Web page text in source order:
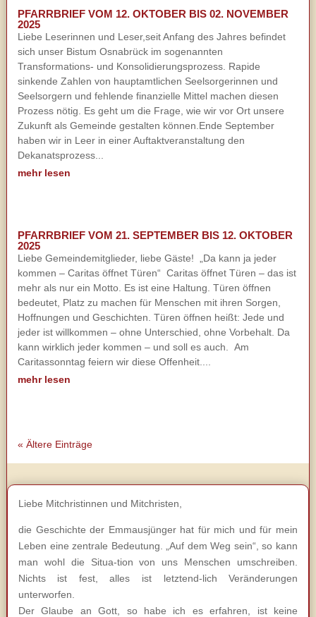
PFARRBRIEF VOM 12. OKTOBER BIS 02. NOVEMBER
2025
Liebe Leserinnen und Leser,seit Anfang des Jahres befindet
sich unser Bistum Osnabrück im sogenannten
Transformations- und Konsolidierungsprozess. Rapide
sinkende Zahlen von hauptamtlichen Seelsorgerinnen und
Seelsorgern und fehlende finanzielle Mittel machen diesen
Prozess nötig. Es geht um die Frage, wie wir vor Ort unsere
Zukunft als Gemeinde gestalten können.Ende September
haben wir in Leer in einer Auftaktveranstaltung den
Dekanatsprozess...
mehr lesen
PFARRBRIEF VOM 21. SEPTEMBER BIS 12. OKTOBER
2025
Liebe Gemeindemitglieder, liebe Gäste! „Da kann ja jeder
kommen – Caritas öffnet Türen“ Caritas öffnet Türen – das ist
mehr als nur ein Motto. Es ist eine Haltung. Türen öffnen
bedeutet, Platz zu machen für Menschen mit ihren Sorgen,
Hoffnungen und Geschichten. Türen öffnen heißt: Jede und
jeder ist willkommen – ohne Unterschied, ohne Vorbehalt. Da
kann wirklich jeder kommen – und soll es auch. Am
Caritassonntag feiern wir diese Offenheit....
mehr lesen
« Ältere Einträge
Liebe Mitchristinnen und Mitchristen,
die Geschichte der Emmausjünger hat für mich und für mein
Leben eine zentrale Bedeutung. „Auf dem Weg sein“, so kann
man wohl die Situa-tion von uns Menschen umschreiben.
Nichts ist fest, alles ist letztend-lich Veränderungen
unterworfen.
Der Glaube an Gott, so habe ich es erfahren, ist keine